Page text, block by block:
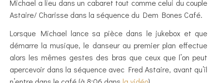
Michael a lieu dans un cabaret tout comme celui du couple
Astaire/ Charisse dans la séquence du Dem Bones Café.
Lorsque Michael lance sa pièce dans le jukebox et que
démarre la musique, le danseur au premier plan effectue
alors les mêmes gestes des bras que ceux que l’on peut
apercevoir dans la séquence avec Fred Astaire, avant qu’il